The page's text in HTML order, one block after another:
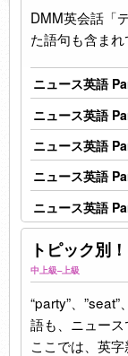
DMM英会話「
た語句も含まれ
ニュース英語
ニュース英語
ニュース英語
ニュース英語
ニュース英語
トピック別
中上級–上級
“party”、
語も、ニュース
ここでは、英